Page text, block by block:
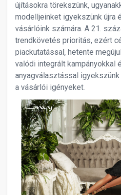
újításokra törekszünk,
modelljeinket igyekszünk újra
vásárlóink számára. A 21.
trendkövetés prioritás, ezért
piackutatással, hetente
valódi integrált kampányokkal
anyagválasztással
a vásárlói igényeket.